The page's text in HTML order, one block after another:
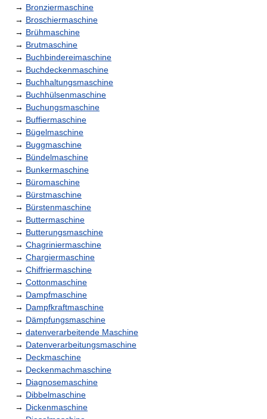
→ Bronziermaschine
→ Broschiermaschine
→ Brühmaschine
→ Brutmaschine
→ Buchbindereimaschine
→ Buchdeckenmaschine
→ Buchhaltungsmaschine
→ Buchhülsenmaschine
→ Buchungsmaschine
→ Buffiermaschine
→ Bügelmaschine
→ Buggmaschine
→ Bündelmaschine
→ Bunkermaschine
→ Büromaschine
→ Bürstmaschine
→ Bürstenmaschine
→ Buttermaschine
→ Butterungsmaschine
→ Chagriniermaschine
→ Chargiermaschine
→ Chiffriermaschine
→ Cottonmaschine
→ Dampfmaschine
→ Dampfkraftmaschine
→ Dämpfungsmaschine
→ datenverarbeitende Maschine
→ Datenverarbeitungsmaschine
→ Deckmaschine
→ Deckenmachmaschine
→ Diagnosemaschine
→ Dibbelmaschine
→ Dickenmaschine